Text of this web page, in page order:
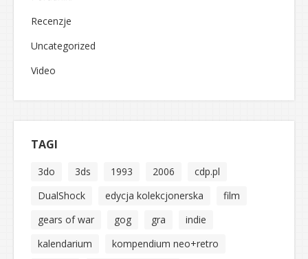
Recenzje
Uncategorized
Video
TAGI
3do 3ds 1993 2006
cdp.pl
DualShock
edycja kolekcjonerska
film
gears of war
gog gra
indie
kalendarium
kompendium neo+retro